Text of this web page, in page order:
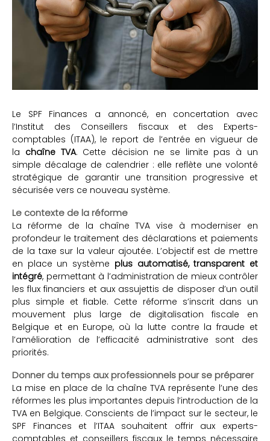
Le SPF Finances a annoncé, en concertation avec
l’Institut des Conseillers fiscaux et des Experts-
comptables (ITAA), le report de l’entrée en vigueur de
la chaîne TVA. Cette décision ne se limite pas à un
simple décalage de calendrier : elle reflète une volonté
stratégique de garantir une transition progressive et
sécurisée vers ce nouveau système.
Le contexte de la réforme
La réforme de la chaîne TVA vise à moderniser en
profondeur le traitement des déclarations et paiements
de la taxe sur la valeur ajoutée. L’objectif est de mettre
en place un système plus automatisé, transparent et
intégré, permettant à l’administration de mieux contrôler
les flux financiers et aux assujettis de disposer d’un outil
plus simple et fiable. Cette réforme s’inscrit dans un
mouvement plus large de digitalisation fiscale en
Belgique et en Europe, où la lutte contre la fraude et
l’amélioration de l’efficacité administrative sont des
priorités.
Donner du temps aux professionnels pour se préparer
La mise en place de la chaîne TVA représente l’une des
réformes les plus importantes depuis l’introduction de la
TVA en Belgique. Conscients de l’impact sur le secteur, le
SPF Finances et l’ITAA souhaitent offrir aux experts-
comptables et conseillers fiscaux le temps nécessaire